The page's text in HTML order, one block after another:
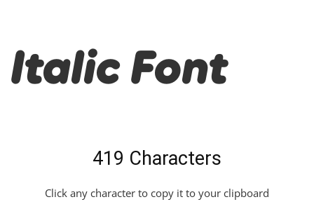
Italic Font
419 Characters
Click any character to copy it to your clipboard